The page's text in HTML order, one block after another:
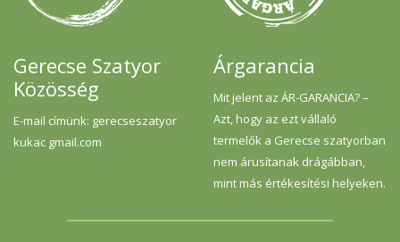
Gerecse Szatyor
Közösség
E-mail címünk: gerecseszatyor
kukac gmail.com
Árgarancia
Mit jelent az ÁR-GARANCIA? –
Azt, hogy az ezt vállaló
termelők a Gerecse szatyorban
nem árusítanak drágábban,
mint más értékesítési helyeken.